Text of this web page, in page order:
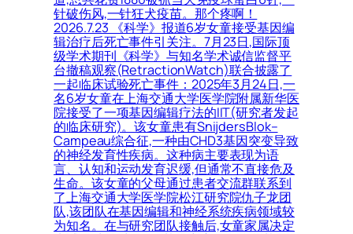
针破伤风,一针狂犬疫苗。那个疼啊！
2026.7.23 《科学》报道6岁女童接受基因编
辑治疗后死亡事件引关注。7月23日,国际顶
级学术期刊《科学》与知名学术诚信监督平
台撤稿观察(RetractionWatch)联合披露了
一起临床试验死亡事件：2025年3月24日,一
名6岁女童在上海交通大学医学院附属新华医
院接受了一项基因编辑疗法的IIT(研究者发起
的临床研究)。该女童患有SnijdersBlok–
Campeau综合征,一种由CHD3基因突变导致
的神经发育性疾病。这种病主要表现为语
言、认知和运动发育迟缓,但通常不直接危及
生命。该女童的父母通过患者交流群联系到
了上海交通大学医学院松江研究院仇子龙团
队,该团队在基因编辑和神经系统疾病领域较
为知名。在与研究团队接触后,女童家属决定